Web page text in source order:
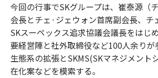
今回の行事でSKグループは、崔泰源（
会長とチェ·ジェウォン首席副会長、チ
SKスーペックス追求協議会議長をはじ
要経営陣と社外取締役など100人余りが
生態系の拡張とSKMS(SKマネジメント
在化案などを模索する。